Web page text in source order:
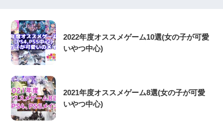
2022年度オススメゲーム10選(女の子が可愛
いやつ中心)
2021年度オススメゲーム8選(女の子が可愛
いやつ中心)